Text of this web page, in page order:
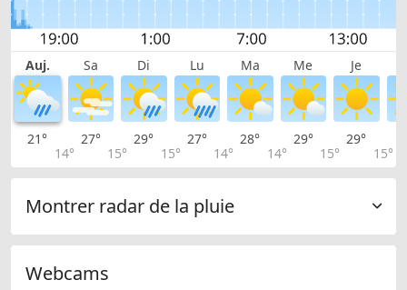
Auj. Sa Di Lu Ma Me Je
21°
14°
27°
15°
29°
15°
27°
14°
28°
14°
29°
15°
29°
15°
Montrer radar de la pluie
Webcams